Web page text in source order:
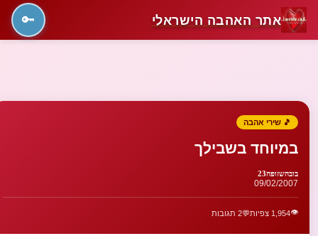
אתר האהבה הישראלי 🔑
🎵 שירי אהבה
במיוחד בשבילך
בובהשזופה23
09/02/2007
👁️1,954 צפיות 💬2 תגובות